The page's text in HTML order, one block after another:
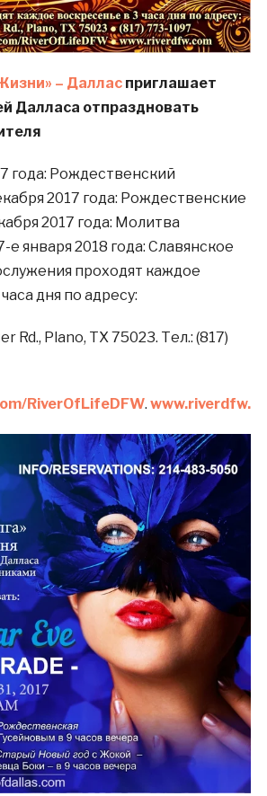
– Далласприглашает
Далласа отпраздновать
года: Рождественский
2017 года: Рождественские
2017 года: Молитва
е января 2018 года: Славянское
проходят каждое
дня по адресу:
Rd., Plano, TX 75023. Тел.: (817)
RiverOfLifeDFW.